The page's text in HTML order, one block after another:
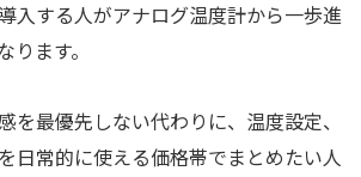
入する人がアナログ温度計から一歩進
ります。
を最優先しない代わりに、温度設定、
日常的に使える価格帯でまとめたい人